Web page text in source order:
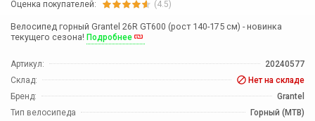
Оценка покупателей: (4.5)
Велосипед горный Grantel 26R GT600 (рост 140-175 см) - новинка
текущего сезона! Подробнее
Артикул:
20240577
Склад:
Нет на складе
Бренд:
Grantel
Тип велосипеда
Горный (MTB)